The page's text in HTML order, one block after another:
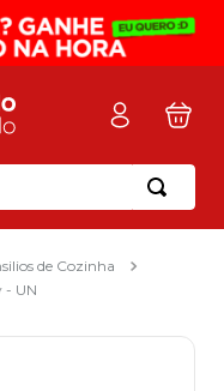
de Cozinha
- UN